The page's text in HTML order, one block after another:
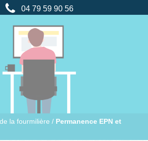
04 79 59 90 56
la fourmilière / Permanence EPN et